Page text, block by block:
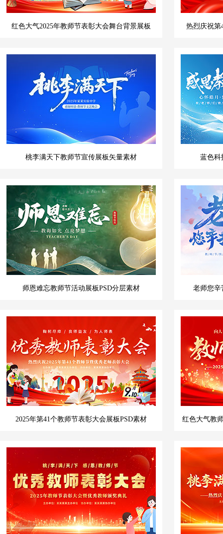
红色大气2025年教师节表彰大会舞台背景展板 热烈庆祝第
桃李满天下教师节宣传展板矢量素材 蓝色科
师恩难忘教师节活动展板PSD分层素材 老师您辛
2025年第41个教师节表彰大会展板PSD素材 红色大气教